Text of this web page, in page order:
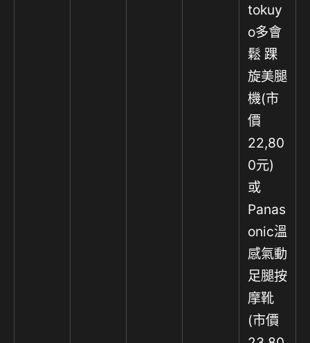
tokuy
o多會
鬆 踝
旋美腿
機(市
價
22,80
0元)
或
Panas
onic溫
感氣動
足腿按
摩靴
(市價